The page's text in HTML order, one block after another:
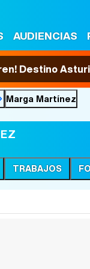
AUDIENCIAS
Destino
Marga Martínez
TRABAJOS